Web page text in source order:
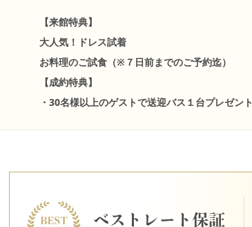
【来館特典】
大人気！ドレス試着
お料理のご試食（※７日前までのご予約迄）
【成約特典】
・30名様以上のゲストで送迎バス１台プレゼント